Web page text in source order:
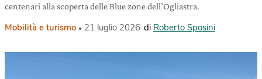
centenari alla scoperta delle Blue zone dell’Ogliastra.
Mobilità e turismo 21 luglio 2026 di Roberto Sposini